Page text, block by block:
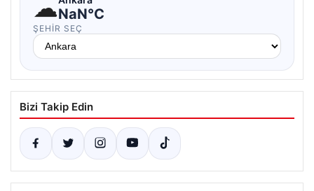
☁NaN°C
ŞEHIR SEÇ
Bizi Takip Edin